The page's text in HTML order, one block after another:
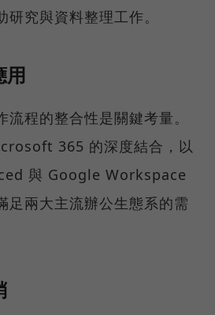
究與資料整理工作。
用
程的整合性是關鍵考量。
365 的深度結合，以
與 Google Workspace
足兩大主流辦公生態系的需